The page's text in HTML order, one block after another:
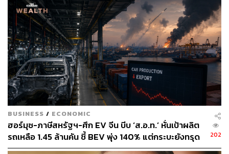
BUSINESS / ECONOMIC
ฮอร์มุซ-ภาษีสหรัฐฯ-ศึก EV จีน บีบ ‘ส.อ.ท.’ หั่นเป้าผลิต
รถเหลือ 1.45 ล้านคัน ชี้ BEV พุ่ง 140% แต่กระบะยังทรุด
202